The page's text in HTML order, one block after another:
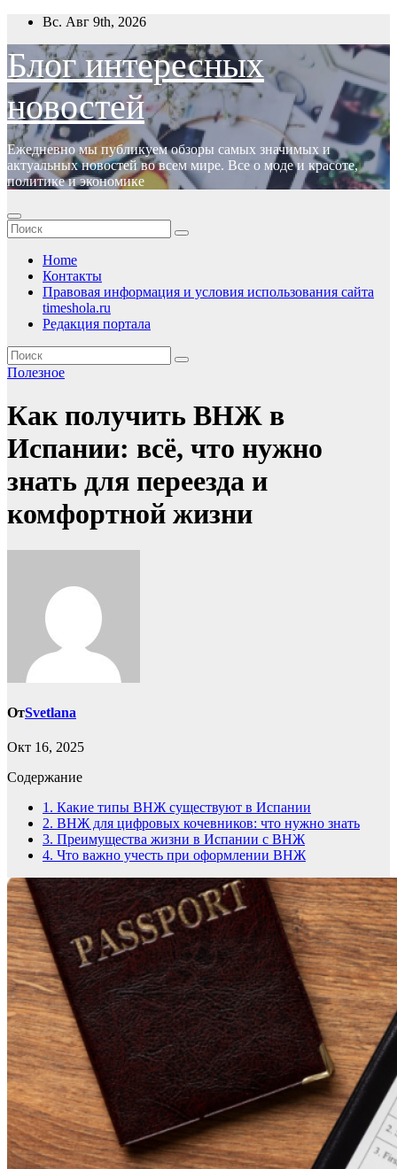
Перейти
содержимому
Вс. Авг 9th, 2026
Блог интересных
новостей
Ежедневно мы публикуем обзоры самых значимых и
актуальных новостей во всем мире. Все о моде и красоте,
политике и экономике
Home
Контакты
Правовая информация и условия использования сайта
timeshola.ru
Редакция портала
Полезное
Как получить ВНЖ в
Испании: всё, что нужно
знать для переезда и
комфортной жизни
ОтSvetlana
Окт 16, 2025
Содержание
1. Какие типы ВНЖ существуют в Испании
2. ВНЖ для цифровых кочевников: что нужно знать
3. Преимущества жизни в Испании с ВНЖ
4. Что важно учесть при оформлении ВНЖ